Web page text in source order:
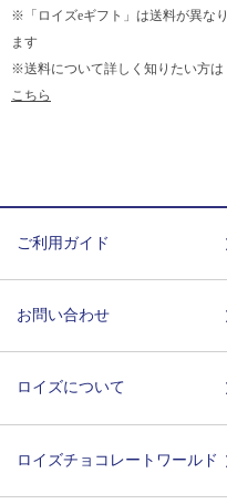
※「ロイズeギフト」は送料が異なり
ます
※送料について詳しく知りたい方は
こちら
ご利用ガイド
お問い合わせ
ロイズについて
ロイズチョコレートワールド